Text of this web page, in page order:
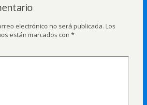
electrónico no será publicada. Los
están marcados con *